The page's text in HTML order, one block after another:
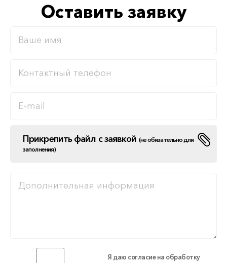
Оставить заявку
Прикрепить файл с заявкой (не обязательно для
заполнения)
Я даю согласие на обработку